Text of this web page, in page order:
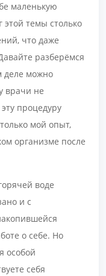
маленькую
этой темы столько
что даже
разберёмся
деле можно
врачи не
процедуру
мой опыт,
организме после
воде
и с
о себе. Но
особой
себя